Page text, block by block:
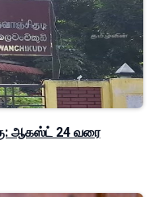
ஆகஸ்ட் 24 வரை